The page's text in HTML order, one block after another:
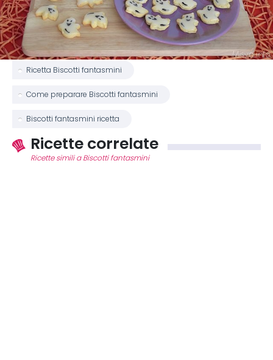
Ricetta Biscotti fantasmini
Come preparare Biscotti fantasmini
Biscotti fantasmini ricetta
Ricette correlate
Ricette simili a Biscotti fantasmini